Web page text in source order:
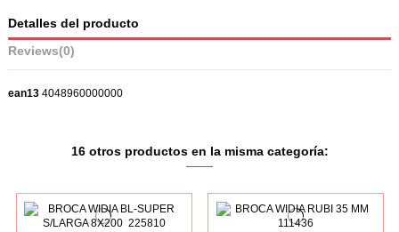
Detalles del producto
Reviews(0)
ean13 4048960000000
16 otros productos en la misma categoría: